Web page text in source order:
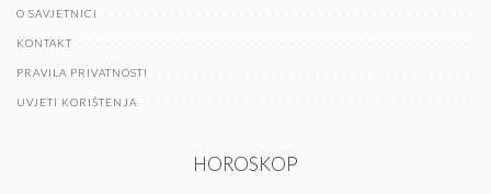
O SAVJETNICI
KONTAKT
PRAVILA PRIVATNOSTI
UVJETI KORIŠTENJA
HOROSKOP